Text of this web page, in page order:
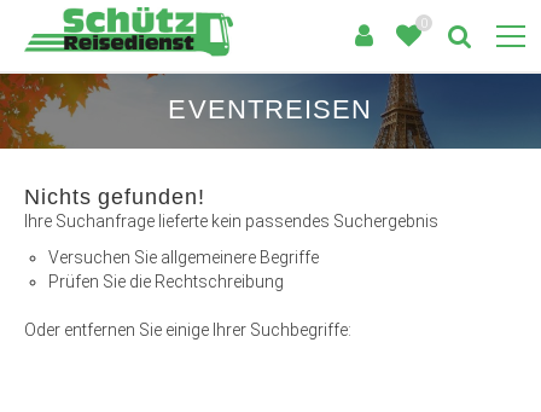
0
EVENTREISEN
Nichts gefunden!
Ihre Suchanfrage lieferte kein passendes Suchergebnis
Versuchen Sie allgemeinere Begriffe
Prüfen Sie die Rechtschreibung
Oder entfernen Sie einige Ihrer Suchbegriffe: